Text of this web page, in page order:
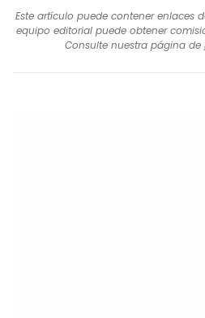
Este artículo puede contener enlaces
equipo editorial puede obtener
Consulte nuestra página de